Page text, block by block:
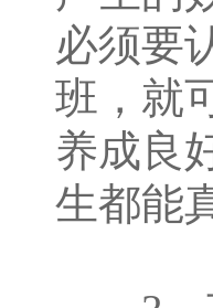
必须要
班，就
养成良
生都能